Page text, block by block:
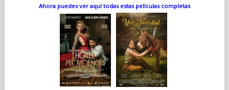
Ahora puedes ver aquí todas estas películas completas